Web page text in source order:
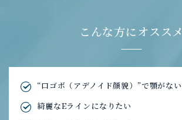
こんな方にオススメ
“口ゴボ（アデノイド顔貌）”で顎がない
綺麗なEラインになりたい